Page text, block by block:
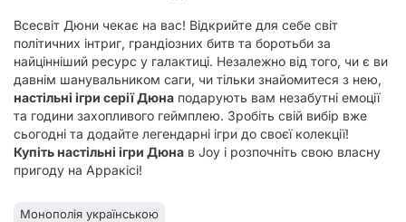
Всесвіт Дюни чекає на вас! Відкрийте для себе світ
політичних інтриг, грандіозних битв та боротьби за
найцінніший ресурс у галактиці. Незалежно від того, чи є ви
давнім шанувальником саги, чи тільки знайомитеся з нею,
настільні ігри серії Дюна подарують вам незабутні емоції
та години захопливого геймплею. Зробіть свій вибір вже
сьогодні та додайте легендарні ігри до своєї колекції!
Купіть настільні ігри Дюна в Joy і розпочніть свою власну
пригоду на Арракісі!
Монополія українською